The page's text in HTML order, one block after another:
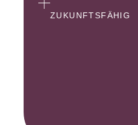
ZUKUNFTSFÄHIG